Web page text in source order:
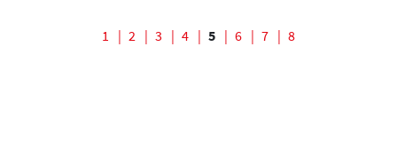
1 2 3 4 5 6 7 8